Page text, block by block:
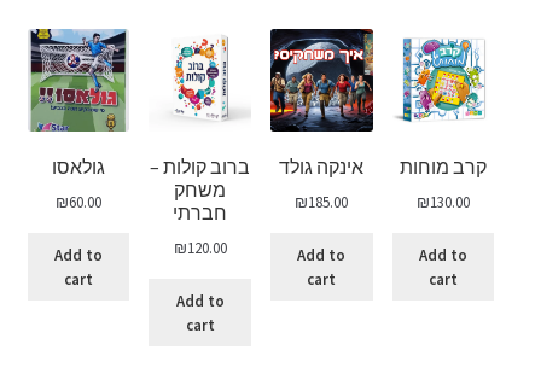
קרב מוחות
₪130.00
Add to
cart
אינקה גולד
₪185.00
Add to
cart
ברוב קולות –
משחק
חברתי
₪120.00
Add to
cart
גולאסו
₪60.00
Add to
cart